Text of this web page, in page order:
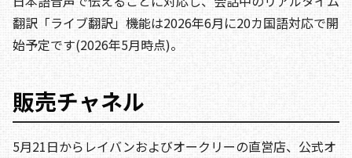
翻訳「ライブ翻訳」機能は2026年6月に20カ国語対応で開
始予定です(2026年5月時点)。
販売チャネル
5月21日からレイバンおよびオークリーの直営店、公式オ